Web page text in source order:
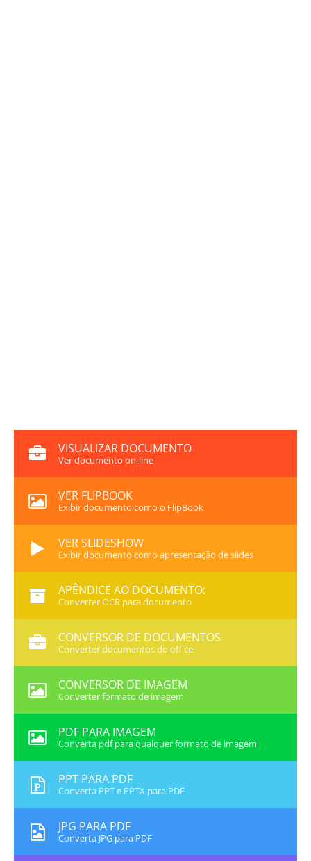
VISUALIZAR DOCUMENTO
Ver documento on-line
VER FLIPBOOK
Exibir documento como o FlipBook
VER SLIDESHOW
Exibir documento como apresentação de slides
APÊNDICE AO DOCUMENTO:
Converter OCR para documento
CONVERSOR DE DOCUMENTOS
Converter documentos do office
CONVERSOR DE IMAGEM
Converter formato de imagem
PDF PARA IMAGEM
Converta pdf para qualquer formato de imagem
PPT PARA PDF
Converta PPT e PPTX para PDF
JPG PARA PDF
Converta JPG para PDF